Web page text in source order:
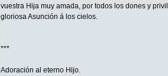
vuestra Hija muy amada, por todos los dones y
gloriosa Asunción á los cielos.
***
Adoración al eterno Hijo.